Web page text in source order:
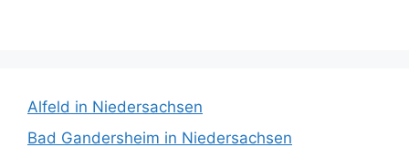
Alfeld in Niedersachsen
Bad Gandersheim in Niedersachsen